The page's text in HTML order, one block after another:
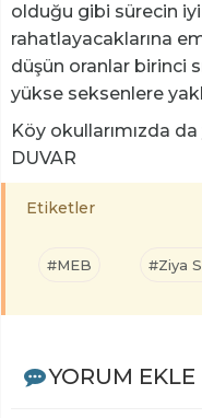
olduğu gibi sürecin
rahatlayacaklarına
düşün oranlar birinci
yükse seksenlere
Köy okullarımızda
DUVAR
Etiketler
#MEB #Ziya
YORUM EKLE